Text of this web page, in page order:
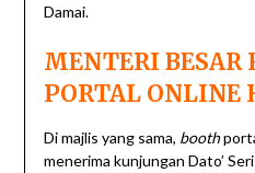
Damai.
MENTERI
PORTAL ONLINE
Di majlis yang sama, booth
menerima kunjungan Dato’